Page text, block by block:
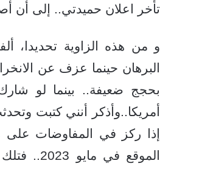
تأخر اعلان حميدتي.. إلى أن
و من هذه الزاوية تحديدا،
بحجج ضعيفة.. بينما لو
أمريكا..وأذكر أنني كتبت
إذا ركز في المفاوضات على
الموقع